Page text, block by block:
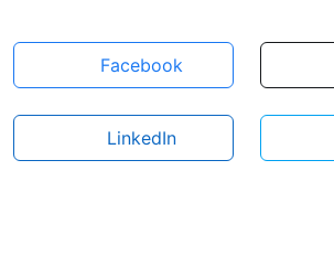
Facebook
LinkedIn